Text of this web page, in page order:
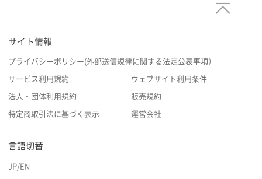
サイト情報
プライバシーポリシー(外部送信規律に関する法定公表事項）
サービス利用規約 ウェブサイト利用条件
法人・団体利用規約 販売規約
特定商取引法に基づく表示 運営会社
言語切替
JP/EN